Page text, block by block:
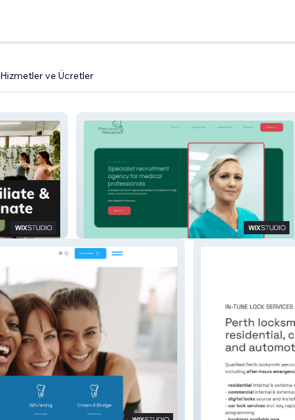
Hizmetler ve Ücretler
Precision Medistaff